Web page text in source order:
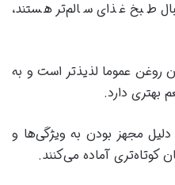
طبخ غذای سالم‌تر هستند،
عموما لذیذتر است و به
بهتری دارد.
مجهز بودن به ویژگی‌ها و
کوتاه‌تری آماده می‌کنند.